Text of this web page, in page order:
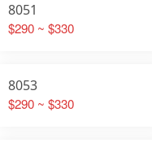
8051
$290 ~ $330
8053
$290 ~ $330